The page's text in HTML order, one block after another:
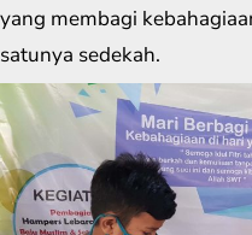
yang membagi
satunya sedekah.